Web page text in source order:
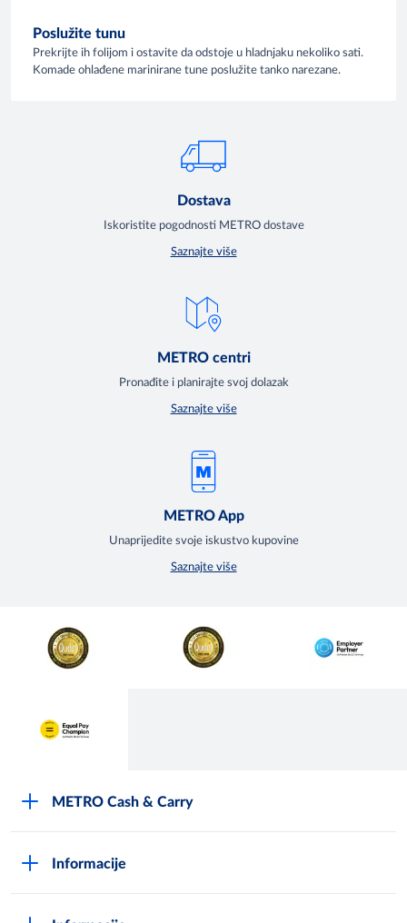
Poslužite tunu
Prekrijte ih folijom i ostavite da odstoje u hladnjaku nekoliko sati.
Komade ohlađene marinirane tune poslužite tanko narezane.
Dostava
Iskoristite pogodnosti METRO dostave
Saznajte više
METRO centri
Pronađite i planirajte svoj dolazak
Saznajte više
METRO App
Unaprijedite svoje iskustvo kupovine
Saznajte više
METRO Cash & Carry
Informacije